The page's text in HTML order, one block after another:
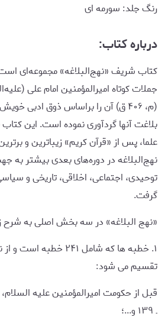
رنگ جلد: سورمه ای
درباره کتاب:
کتاب شریف «نهج‌البلاغه» مجموعه‌ای است
جملات کوتاه امیرالمؤمنین امام علی
(م، ۴۰۶ ق) آن را براساس ذوق ادبی
بلاغت آنها گردآوری نموده است. این کتاب
علما، پس از «قرآن کریم» زیباترین و
نهج‌البلاغه در دوره‌های بعدی بیشتر به
توحیدی، اجتماعی، اخلاقی، تاریخی و
گرفت.
«نهج البلاغه» در سه بخش اصلی به
۱. خطبه ها که شامل ۲۴۱
تقسیم می شود:
ـ ۱۳۹ و...؛